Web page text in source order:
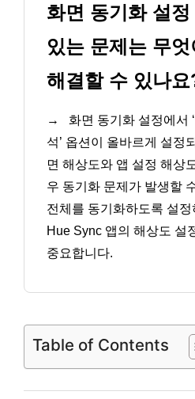
화면 동기화 설
있는 문제는 무엇
해결할 수 있나요
→
화면 동기화 설정에서
석’ 옵션이 올바르게 설정
면 해상도와 앱 설정 해상
우 동기화 문제가 발생할
전체를 동기화하도록 설
Hue Sync 앱의 해상도 설
중요합니다.
Table of Contents